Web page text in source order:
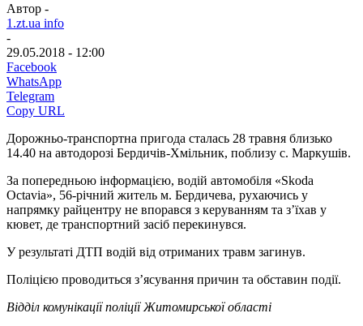
Автор -
1.zt.ua info
-
29.05.2018 - 12:00
Facebook
WhatsApp
Telegram
Copy URL
Дорожньо-транспортна пригода сталась 28 травня близько
14.40 на автодорозі Бердичів-Хмільник, поблизу с. Маркушів.
За попередньою інформацією, водій автомобіля «Skoda
Octavia», 56-річний житель м. Бердичева, рухаючись у
напрямку райцентру не впорався з керуванням та з’їхав у
кювет, де транспортний засіб перекинувся.
У результаті ДТП водій від отриманих травм загинув.
Поліцією проводиться з’ясування причин та обставин події.
Відділ комунікації поліції Житомирської області